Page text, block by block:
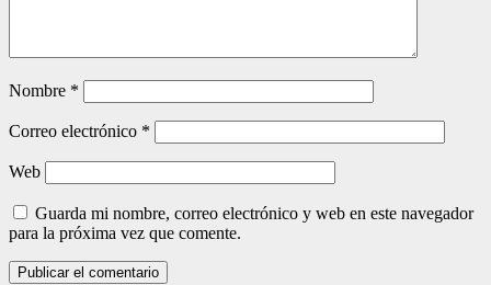
Nombre *
Correo electrónico *
Web
Guarda mi nombre, correo electrónico y web en este navegador
para la próxima vez que comente.